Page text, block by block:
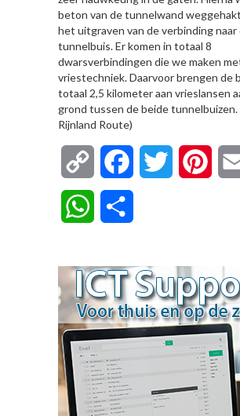
beton van de tunnelwand
het uitgraven van de verbinding naar
tunnelbuis. Er komen in totaal 8
dwarsverbindingen die we maken
vriestechniek. Daarvoor brengen de
totaal 2,5 kilometer aan vrieslansen
grond tussen de beide
Rijnland Route)
Copy
Link
FacebookTwitter
WhatsApp